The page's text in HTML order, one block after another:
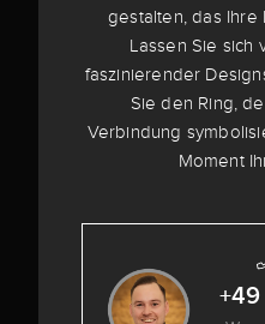
gestalten, das
Lassen Sie sich
faszinierender
Sie den Ring,
Verbindung
Moment
+49